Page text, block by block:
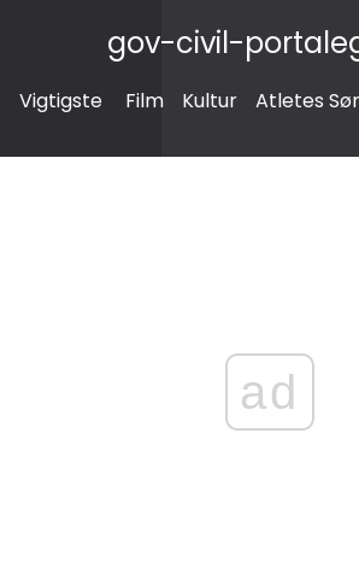
gov-civil-
Vigtigste Film Kultur Atletes
ad